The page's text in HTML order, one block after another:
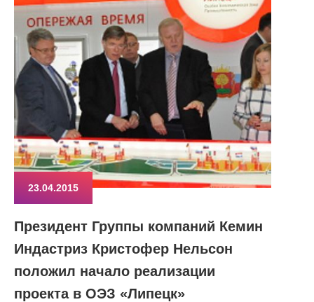
делегация побывали на земельном участке будущего завода
в экономзоне и подняла флаг нового предприятия.
23.04.2015
Президент Группы компаний Кемин
Индастриз Кристофер Нельсон
положил начало реализации
проекта в ОЭЗ «Липецк»